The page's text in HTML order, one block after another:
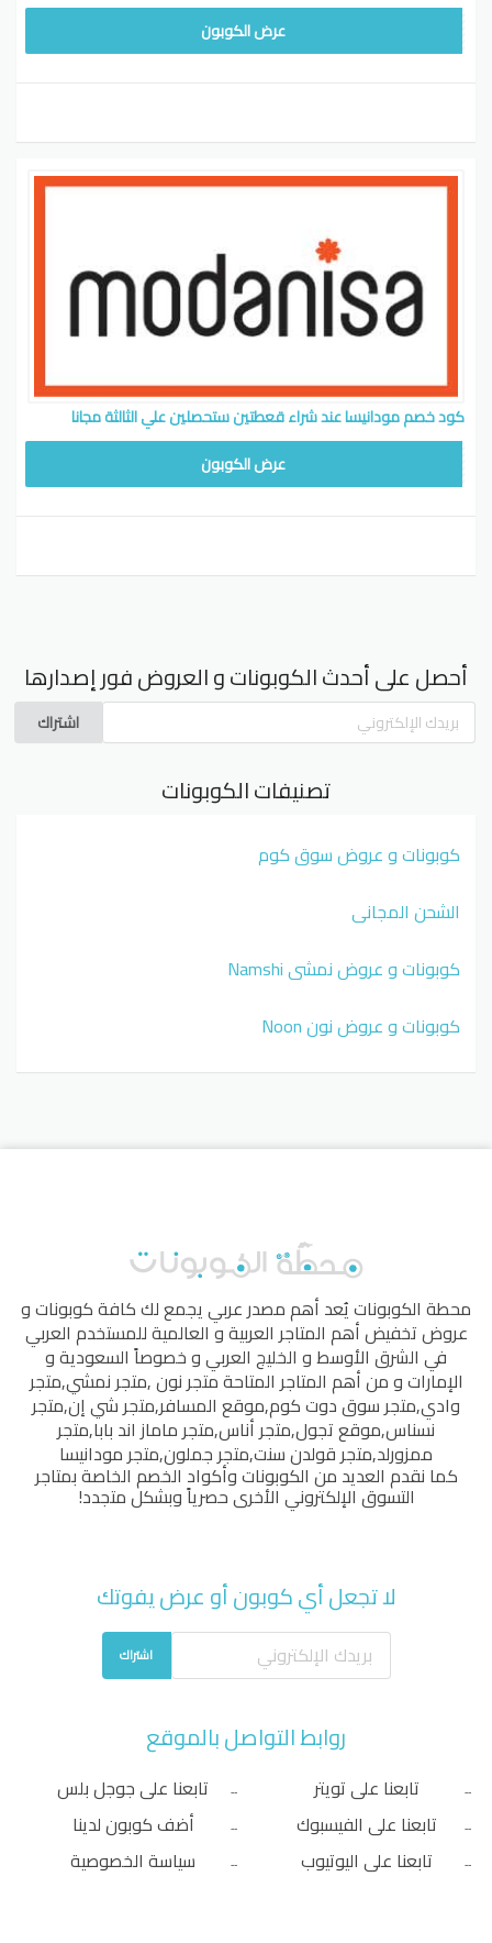
عرض الكوبون
كود خصم مودانيسا عند شراء قعطتين ستحصلين علي الثالثة مجانا
عرض الكوبون
أحصل على أحدث الكوبونات و العروض فور إصدارها
اشتراك
تصنيفات الكوبونات
كوبونات و عروض سوق كوم
الشحن المجاني
كوبونات و عروض نمشي Namshi
كوبونات و عروض نون Noon
محطة الكوبوناتيُعد أهم مصدر عربي يجمع لك كافة كوبونات و
عروض تخفيض أهم المتاجر العربية و العالمية للمستخدم العربي
في الشرق الأوسط و الخليج العربي و خصوصاً السعودية و
الإمارات و من أهم المتاجر المتاحةمتجر نون,متجر نمشي,متجر
وادي,متجر سوق دوت كوم,موقع المسافر,متجر شي إن,متجر
نسناس,موقع تجول,متجر أناس,متجر ماماز اند بابا,متجر
ممزورلد,متجر قولدن سنت,متجر جملون,متجر مودانيسا
كما نقدم العديد من الكوبونات وأكواد الخصم الخاصة بمتاجر
التسوق الإلكتروني الأخرى حصرياً وبشكل متجدد!
لا تجعل أي كوبون أو عرض يفوتك
اشتراك
روابط التواصل بالموقع
تابعنا على تويتر
تابعنا على الفيسبوك
تابعنا على اليوتيوب
تابعنا على جوجل بلس
أضف كوبون لدينا
سياسة الخصوصية